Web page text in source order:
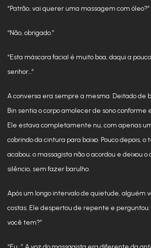
“Patrão, vai querer uma massagem com óleo?”
“Não, obrigado.”
“Esta máscara facial é muito boa, daqui a
senhor…”
A conversa era sempre a mesma. Deitado de
Bin sentia o corpo amolecer de sono conforme
Ele estava completamente nu, com apenas
cobrindo da cintura para baixo. Pouco depois, o
acabou; o massagista não o acordou e deixou
silêncio, sem fazer barulho.
Após um longo intervalo de quietude, alguém
costas. Ele despertou de repente e perguntou:
você tem?”